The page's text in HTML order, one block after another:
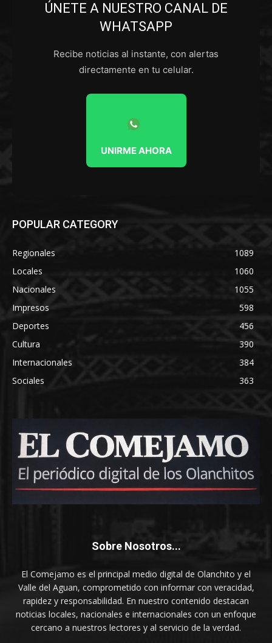
ÚNETE A NUESTRO CANAL DE
WHATSAPP
Recibe noticias al instante, con alertas
directamente en tu celular.
UNIRME AHORA
POPULAR CATEGORY
Regionales
1089
Locales
1060
Nacionales
1055
Impresos
598
Deportes
456
Cultura
390
Internacionales
384
Sociales
363
Sobre Nosotros...
El Comejamo es el principal medio digital de Olanchito y el
Valle del Aguan, comprometido con informar con veracidad,
rapidez y responsabilidad. En nuestro contenido destacan
noticias locales, nacionales e internacionales con un enfoque
cercano a nuestros lectores y al servicio de la verdad.